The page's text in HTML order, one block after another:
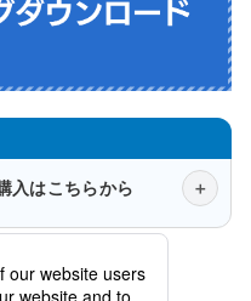
入はこちらから
イバシーポリシー
表示について